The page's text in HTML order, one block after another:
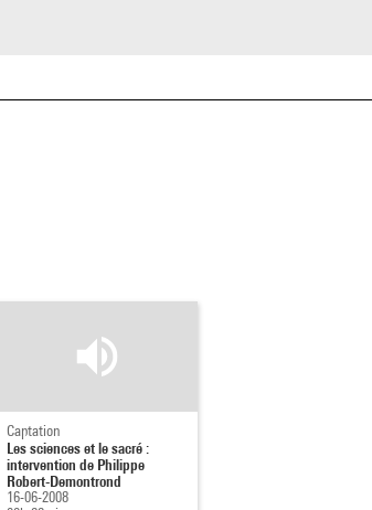
Captation
Les sciences et le sacré :
intervention de Philippe
Robert-Demontrond
16-06-2008